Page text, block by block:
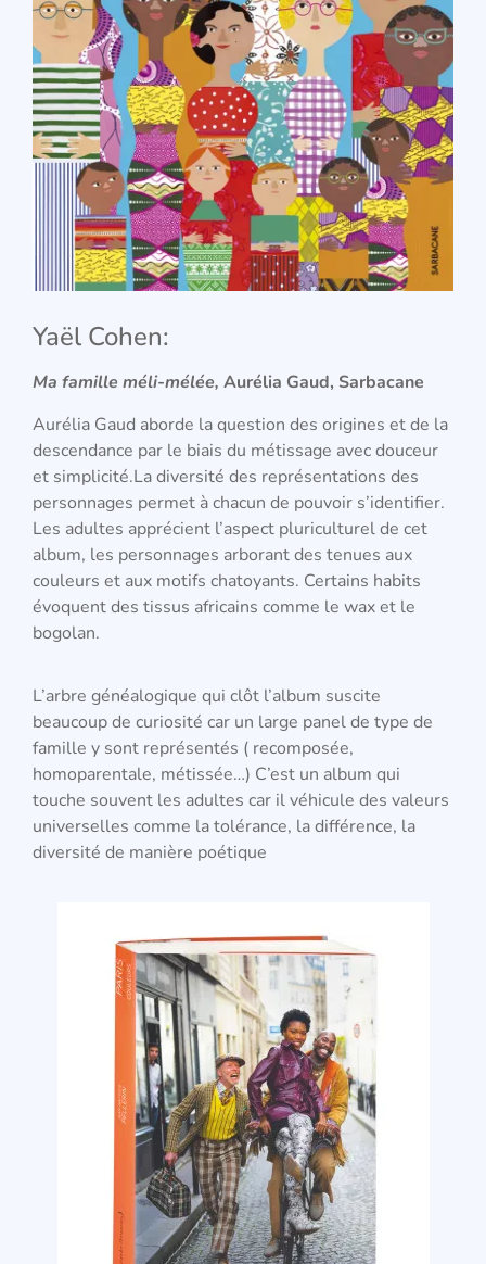
Yaël Cohen:
Ma famille méli-mélée, Aurélia Gaud, Sarbacane
Aurélia Gaud aborde la question des origines et de la
descendance par le biais du métissage avec douceur
et simplicité.La diversité des représentations des
personnages permet à chacun de pouvoir s’identifier.
Les adultes apprécient l’aspect pluriculturel de cet
album, les personnages arborant des tenues aux
couleurs et aux motifs chatoyants. Certains habits
évoquent des tissus africains comme le wax et le
bogolan.
L’arbre généalogique qui clôt l’album suscite
beaucoup de curiosité car un large panel de type de
famille y sont représentés ( recomposée,
homoparentale, métissée…) C’est un album qui
touche souvent les adultes car il véhicule des valeurs
universelles comme la tolérance, la différence, la
diversité de manière poétique